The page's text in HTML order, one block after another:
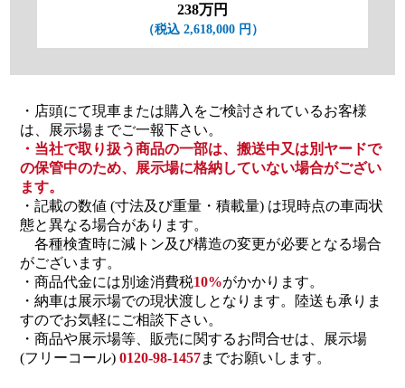
238万円
（税込 2,618,000 円）
・店頭にて現車または購入をご検討されているお客様
は、展示場までご一報下さい。
・当社で取り扱う商品の一部は、搬送中又は別ヤードで
の保管中のため、展示場に格納していない場合がござい
ます。
・記載の数値 (寸法及び重量・積載量) は現時点の車両状
態と異なる場合があります。
各種検査時に減トン及び構造の変更が必要となる場合
がございます。
・商品代金には別途消費税10%がかかります。
・納車は展示場での現状渡しとなります。陸送も承りま
すのでお気軽にご相談下さい。
・商品や展示場等、販売に関するお問合せは、展示場
(フリーコール) 0120-98-1457までお願いします。